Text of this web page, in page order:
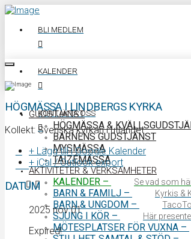
BLI MEDLEM
KALENDER
KONTAKTA OSS
0340 64 11 00
GUDSTJÄNST
HÖGMÄSSA &
BARNENS GUDSTJÄNST
MYSMÄSSA
TAIZÉMÄSSA
AKTIVITETER & VERKSAMHETER
KALENDER – Se vad som
BARN & FAMILJ – Kyrkis &
BARN & UNGDOM –
SJUNG I KÖR – Här
MÖTESPLATSER FÖR VUXNA –
HÖGMÄSSA I LINDBERGS KYRKA
Kollekt: Svenska kyrkan i utlandet
+ Lägg till i Google Kalender
+ iCal / Outlook export
DATUM
2025 nov 01
Expired!